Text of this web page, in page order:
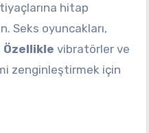
hitap
Seks oyuncakları,
Özellikle vibratörler ve
zenginleştirmek için